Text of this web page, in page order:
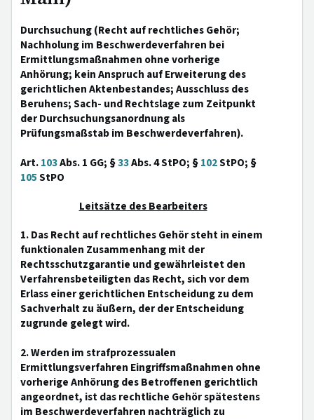
Durchsuchung (Recht auf rechtliches Gehör;
Nachholung im Beschwerdeverfahren bei
Ermittlungsmaßnahmen ohne vorherige
Anhörung; kein Anspruch auf Erweiterung des
gerichtlichen Aktenbestandes; Ausschluss des
Beruhens; Sach- und Rechtslage zum Zeitpunkt
der Durchsuchungsanordnung als
Prüfungsmaßstab im Beschwerdeverfahren).
Art.103Abs. 1 GG; §33Abs. 4 StPO; §102StPO; §
105StPO
Leitsätze des Bearbeiters
1. Das Recht auf rechtliches Gehör steht in einem
funktionalen Zusammenhang mit der
Rechtsschutzgarantie und gewährleistet den
Verfahrensbeteiligten das Recht, sich vor dem
Erlass einer gerichtlichen Entscheidung zu dem
Sachverhalt zu äußern, der der Entscheidung
zugrunde gelegt wird.
2. Werden im strafprozessualen
Ermittlungsverfahren Eingriffsmaßnahmen ohne
vorherige Anhörung des Betroffenen gerichtlich
angeordnet, ist das rechtliche Gehör spätestens
im Beschwerdeverfahren nachträglich zu